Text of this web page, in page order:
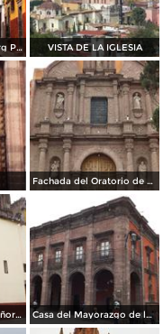
Callejón por Cederborg Photography VISTA DE LA IGLESIA
Fachada del Oratorio de San Felipe Neri (1712). Abril/2014
Templo de Nuestra Señora de la Salud (1735). Abril/2014 Casa del Mayorazgo de la Canal (1800). Abril/2014